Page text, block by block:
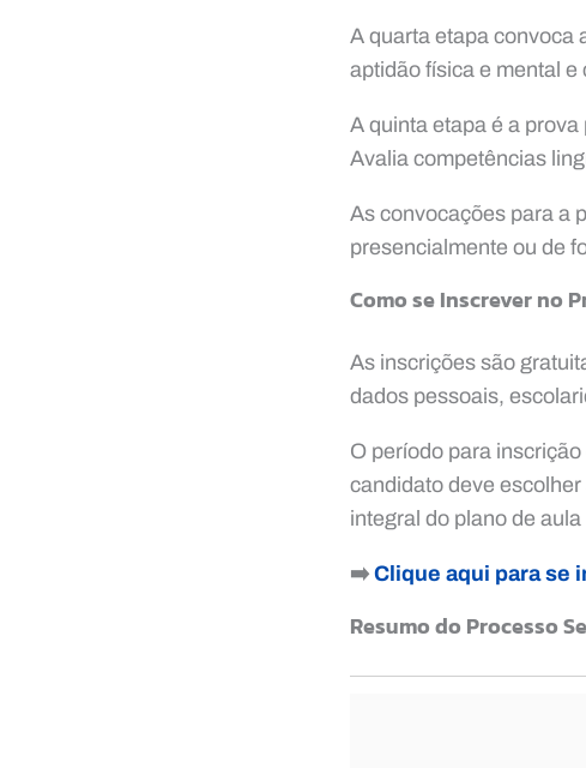
A quarta etapa convoca
aptidão física e mental
A quinta etapa é a
Avalia competências
As convocações para a
presencialmente ou de
Como se Inscrever no
As inscrições são
dados pessoais,
O período para
candidato deve
integral do plano de
➡️ Clique aqui para se
Resumo do Processo